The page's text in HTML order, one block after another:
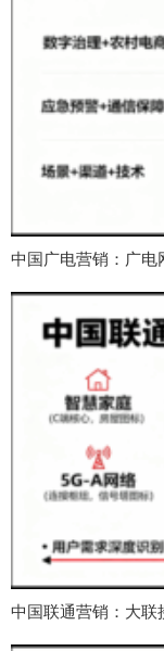
中国广电营销：广电
中国联通营销：大联